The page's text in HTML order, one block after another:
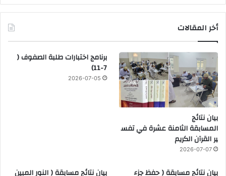
أخر المقالات
بيان نتائج
المسابقة الثامنة عشرة في تفس
ير القرآن الكريم
2026-07-07
برنامج اختبارات طلبة الصفوف (
7-11)
2026-07-05
بيان نتائج مسابقة ( حفظ جزء بيان نتائج مسابقة ( النور المبين